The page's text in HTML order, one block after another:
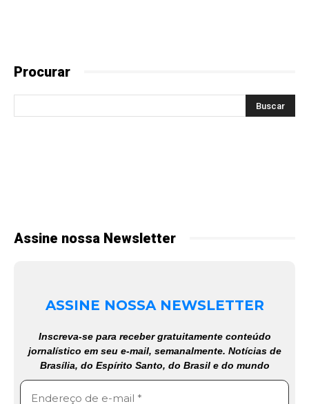
Procurar
Assine nossa Newsletter
ASSINE NOSSA NEWSLETTER
Inscreva-se para receber gratuitamente conteúdo
jornalístico em seu e-mail, semanalmente. Notícias de
Brasília, do Espírito Santo, do Brasil e do mundo